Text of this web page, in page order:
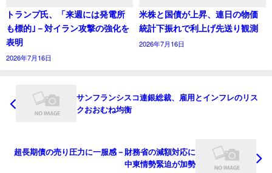
トランプ氏、「来週には発電所
も標的｣－対イラン攻撃の強化を
表明
2026年7月16日
米株と国債が上昇、連日の物価
統計下振れで利上げ先送り観測
2026年7月16日
サンフランシスコ連銀総裁、雇用とインフレのリス
クおおむね均衡
超長期債の売り圧力に一服感－財務省の減額対応に
中東情勢緊迫が加勢